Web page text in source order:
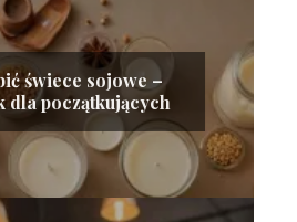
świece sojowe –
dla początkujących